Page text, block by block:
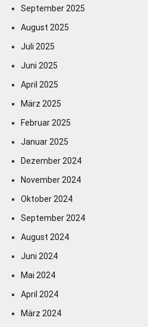
September 2025
August 2025
Juli 2025
Juni 2025
April 2025
März 2025
Februar 2025
Januar 2025
Dezember 2024
November 2024
Oktober 2024
September 2024
August 2024
Juni 2024
Mai 2024
April 2024
März 2024